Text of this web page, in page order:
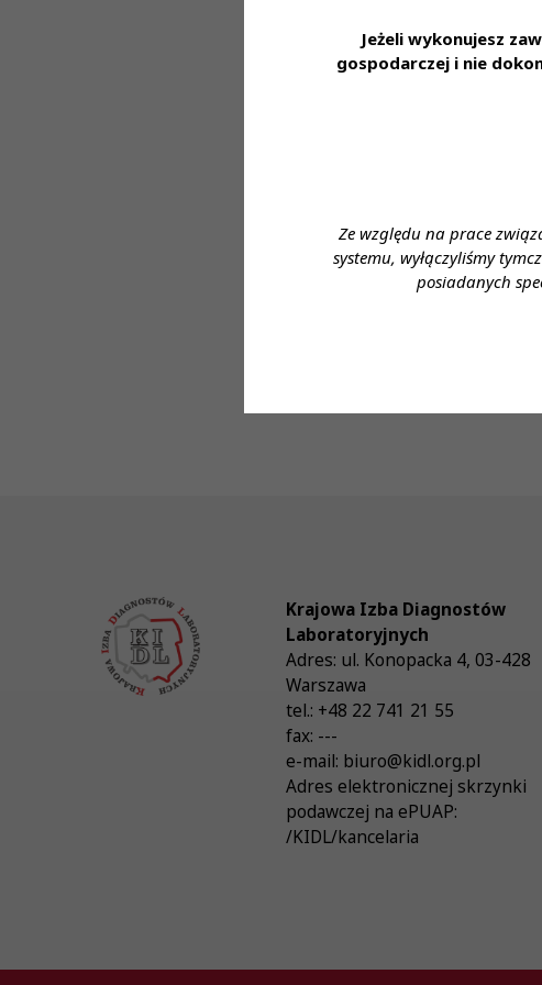
Jeżeli wykonujesz
gospodarczej i nie
Ze względu na prace
systemu, wyłączyliśmy
posiadanych
ubezpieczenia,
Zapraszamy do
https://
Proponowane
Forma zatrudnienia:
Krajowa Izba Diagnostów
Laboratoryjnych
Adres: ul. Konopacka 4,03-428
Warszawa
tel.: +48 22 741 21 55
fax: ---
e-mail: biuro@kidl.org.pl
Adres elektronicznej skrzynki
podawczej na ePUAP:
/KIDL/kancelaria